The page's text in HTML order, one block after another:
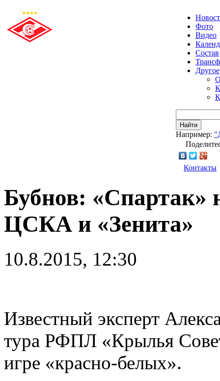
Фото
Видео
Состав
Другое
Найти
Например:
Контакты
Бубнов: «Спартак»
ЦСКА и «Зенита»
10.8.2015, 12:30
Известный эксперт
тура РФПЛ «Крылья
игре «красно-белых».